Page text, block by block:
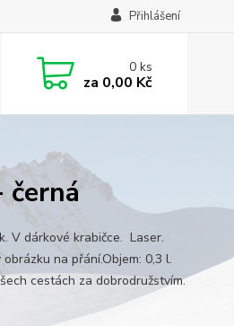
Přihlášení
0ks
za 0,00 Kč
V dárkové krabičce. Laser.
na přání.Objem: 0,3 l.
cestách za dobrodružstvím.